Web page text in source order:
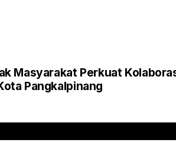
Masyarakat Perkuat
Pangkalpinang